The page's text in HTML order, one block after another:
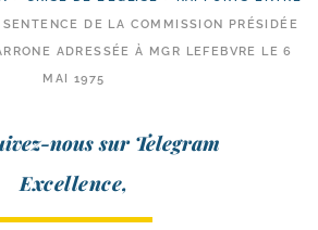
SENTENCE DE LA COMMISSION PRÉSIDÉE
ADRESSÉE À MGR LEFEBVRE LE 6
MAI 1975
nous sur Telegram
Excellence,